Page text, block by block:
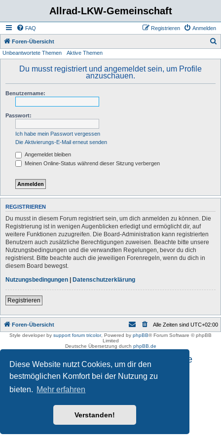
Diese Website nutzt Cookies, um dir den
bestmöglichen Komfort bei der Nutzung zu
bieten. Mehr erfahren
Verstanden!
Allrad-LKW-Gemeinschaft
FAQ Anmelden
Registrieren
Foren-Übersicht
Unbeantwortete Themen Aktive Themen
Du musst registriert und angemeldet sein, um Profile
anzuschauen.
Benutzername:
Passwort:
Ich habe mein Passwort vergessen
Die Aktivierungs-E-Mail erneut senden
Angemeldet bleiben
Meinen Online-Status während dieser Sitzung verbergen
REGISTRIEREN
Du musst in diesem Forum registriert sein, um dich anmelden zu können. Die
Registrierung ist in wenigen Augenblicken erledigt und ermöglicht dir, auf
weitere Funktionen zuzugreifen. Die Board-Administration kann registrierten
Benutzern auch zusätzliche Berechtigungen zuweisen. Beachte bitte unsere
Nutzungsbedingungen und die verwandten Regelungen, bevor du dich
registrierst. Bitte beachte auch die jeweiligen Forenregeln, wenn du dich in
diesem Board bewegst.
Nutzungsbedingungen | Datenschutzerklärung
Registrieren
Foren-Übersicht Alle Zeiten sind UTC+02:00
Style developer by support forum tricolor, Powered by phpBB® Forum Software © phpBB
Limited
Deutsche Übersetzung durch phpBB.de
Impressum und Datenschutzhinweise